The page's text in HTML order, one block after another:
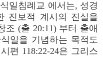
일침례교 에서는, 성경
진보적 계시의 진실을
조 (출 20:11) 부터 출애
일을 기념하는 목적도
편 118:22-24은 그리스